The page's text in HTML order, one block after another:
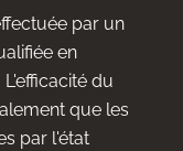
par un
en
du
que les
par l'état